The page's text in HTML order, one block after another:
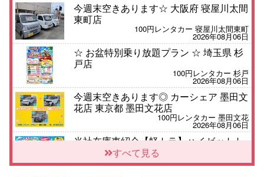
今週末空きあります☆ 大阪府 寝屋川太間
東町店
100円レンタカー 寝屋川太間東町
2026年08月06日
☆ お盆特別乗り放題プラン ☆ 埼玉県 杉
戸店
100円レンタカー 杉戸
2026年08月06日
今週末空きあります◎ カーシェア 墨田文
花店 東京都 墨田文花店
100円レンタカー 墨田文花
2026年08月06日
当社在庫車紹介【軽トラ】ハイゼットト
ラック 神奈川県 横浜旭南本宿町店
100円レンタカー 横浜旭南本宿町
2026年08月06日
すべて見る